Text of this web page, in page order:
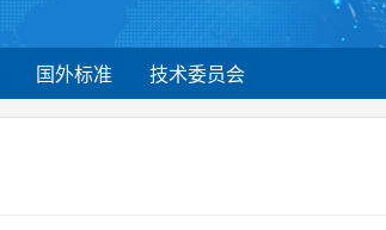
国外标准 技术委员会